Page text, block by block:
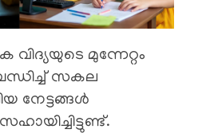
വിദ്യയുടെ മുന്നേറ്റം
സകല
നേട്ടങ്ങൾ